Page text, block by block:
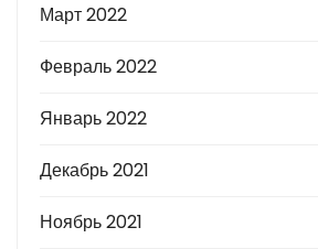
Март 2022
Февраль 2022
Январь 2022
Декабрь 2021
Ноябрь 2021